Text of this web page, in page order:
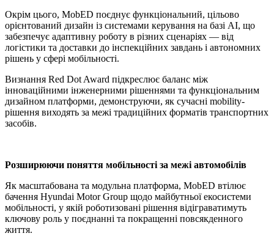
Окрім цього, MobED поєднує функціональний, цільово
орієнтований дизайн із системами керування на базі AI, що
забезпечує адаптивну роботу в різних сценаріях — від
логістики та доставки до інспекційних завдань і автономних
рішень у сфері мобільності.
Визнання Red Dot Award підкреслює баланс між
інноваційними інженерними рішеннями та функціональним
дизайном платформи, демонструючи, як сучасні mobility-
рішення виходять за межі традиційних форматів транспортних
засобів.
Розширюючи поняття мобільності за межі автомобілів
Як масштабована та модульна платформа, MobED втілює
бачення Hyundai Motor Group щодо майбутньої екосистеми
мобільності, у якій роботизовані рішення відіграватимуть
ключову роль у поєднанні та покращенні повсякденного
життя.